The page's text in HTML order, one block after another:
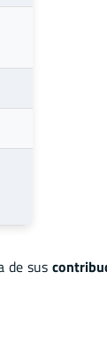
de sus